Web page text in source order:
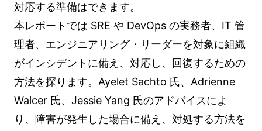
対応する準備はできます。
本レポートでは SRE や DevOps の実務者、IT 管
理者、エンジニアリング・リーダーを対象に組織
がインシデントに備え、対応し、回復するための
方法を探ります。Ayelet Sachto 氏、Adrienne
Walcer 氏、Jessie Yang 氏のアドバイスによ
り、障害が発生した場合に備え、対処する方法を